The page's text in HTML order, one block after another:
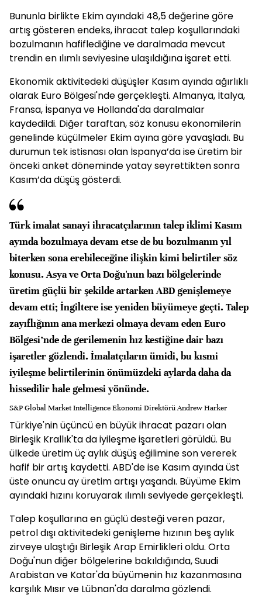
Bununla birlikte Ekim ayındaki 48,5 değerine göre
artış gösteren endeks, ihracat talep koşullarındaki
bozulmanın hafiflediğine ve daralmada mevcut
trendin en ılımlı seviyesine ulaşıldığına işaret etti.
Ekonomik aktivitedeki düşüşler Kasım ayında ağırlıklı
olarak Euro Bölgesi'nde gerçekleşti. Almanya, İtalya,
Fransa, İspanya ve Hollanda'da daralmalar
kaydedildi. Diğer taraftan, söz konusu ekonomilerin
genelinde küçülmeler Ekim ayına göre yavaşladı. Bu
durumun tek istisnası olan İspanya’da ise üretim bir
önceki anket döneminde yatay seyrettikten sonra
Kasım’da düşüş gösterdi.
Türk imalat sanayi ihracatçılarının talep iklimi Kasım
ayında bozulmaya devam etse de bu bozulmanın yıl
biterken sona erebileceğine ilişkin kimi belirtiler söz
konusu. Asya ve Orta Doğu'nun bazı bölgelerinde
üretim güçlü bir şekilde artarken ABD genişlemeye
devam etti; İngiltere ise yeniden büyümeye geçti. Talep
zayıflığının ana merkezi olmaya devam eden Euro
Bölgesi’nde de gerilemenin hız kestiğine dair bazı
işaretler gözlendi. İmalatçıların ümidi, bu kısmi
iyileşme belirtilerinin önümüzdeki aylarda daha da
hissedilir hale gelmesi yönünde.
S&P Global Market Intelligence Ekonomi Direktörü Andrew Harker
Türkiye'nin üçüncü en büyük ihracat pazarı olan
Birleşik Krallık'ta da iyileşme işaretleri görüldü. Bu
ülkede üretim üç aylık düşüş eğilimine son vererek
hafif bir artış kaydetti. ABD'de ise Kasım ayında üst
üste onuncu ay üretim artışı yaşandı. Büyüme Ekim
ayındaki hızını koruyarak ılımlı seviyede gerçekleşti.
Talep koşullarına en güçlü desteği veren pazar,
petrol dışı aktivitedeki genişleme hızının beş aylık
zirveye ulaştığı Birleşik Arap Emirlikleri oldu. Orta
Doğu'nun diğer bölgelerine bakıldığında, Suudi
Arabistan ve Katar'da büyümenin hız kazanmasına
karşılık Mısır ve Lübnan'da daralma gözlendi.